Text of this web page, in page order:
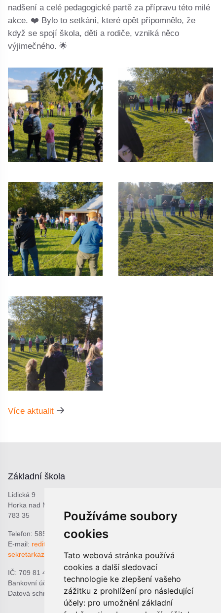
Používáme soubory
cookies
Tato webová stránka používá
cookies a další sledovací
technologie ke zlepšení vašeho
zážitku z prohlížení pro následující
účely: pro umožnění základní
nadšení a celé pedagogické partě za přípravu této milé
akce. ❤️ Bylo to setkání, které opět připomnělo, že
když se spojí škola, děti a rodiče, vzniká něco
výjimečného. 🌟
Více aktualit
Základní škola
Lidická 9
Horka nad Moravou
783 35
Telefon: 585 378 047
E-mail: reditel@zshorka.cz
sekretarkazshorka@seznam.cz
IČ: 709 81 493
Bankovní účet: 1809609309/0800
Datová schránka: bjema48